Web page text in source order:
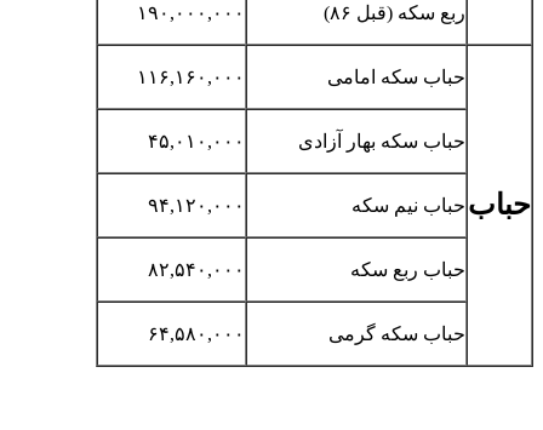
ربع سکه (قبل ۸۶) ۱۹۰,۰۰۰,۰۰۰
حباب
حباب سکه امامی ۱۱۶,۱۶۰,۰۰۰
حباب سکه بهار آزادی ۴۵,۰۱۰,۰۰۰
حباب نیم سکه ۹۴,۱۲۰,۰۰۰
حباب ربع سکه ۸۲,۵۴۰,۰۰۰
حباب سکه گرمی ۶۴,۵۸۰,۰۰۰